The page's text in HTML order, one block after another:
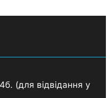
(для відвідання у